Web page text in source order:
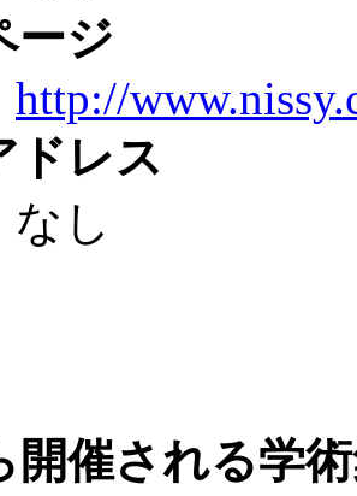
ージ
http://
ドレス
開催される学